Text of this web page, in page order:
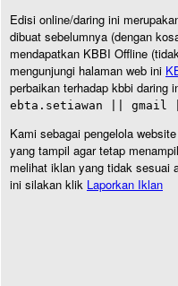
Edisi online/daring ini
dibuat sebelumnya (dengan
mendapatkan KBBI Offline
mengunjungi halaman web ini
perbaikan terhadap kbbi daring
ebta.setiawan || gmail
Kami sebagai pengelola
yang tampil agar tetap
melihat iklan yang tidak sesuai
ini silakan klik Laporkan Iklan